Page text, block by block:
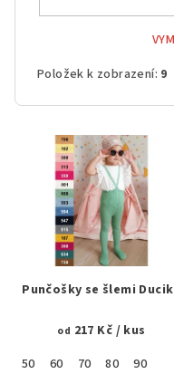
Položek k zobrazení: 9
Punčošky se šlemi
od 217 Kč / kus
50
60 70 80
90